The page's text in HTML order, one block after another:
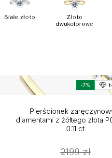
Białe złoto
Złoto
dwukolorowe
-7%
Pierścionek
diamentami z żółtego złota
0.11 ct
2199 zł